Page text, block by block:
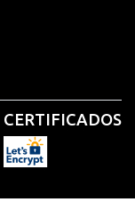
CERTIFICADOS